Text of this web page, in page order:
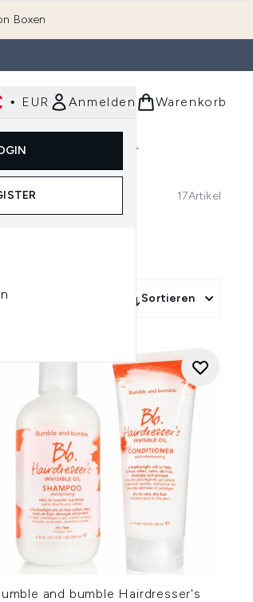
Boxen
• EUR Anmelden Warenkorb
Untermenü Anmelden (Accessoires & Tools)
Im Trend & Neu Männer
17Artikel
Sortieren
and bumble Hairdresser's